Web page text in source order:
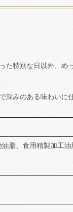
た特別な日以外、め
みのある味わいに
脂、食用精製加工